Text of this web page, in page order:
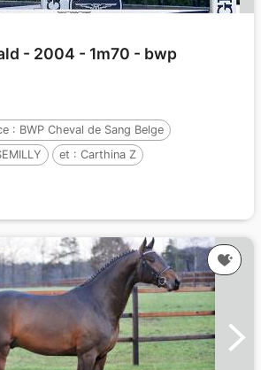
- 2004 - 1m70 - bwp
: BWP Cheval de Sang Belge
et : Carthina Z